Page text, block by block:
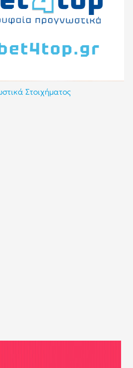
Στοιχήματος